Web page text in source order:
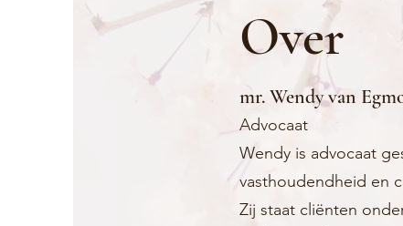
Over
mr. Wendy van
Advocaat
Wendy is advocaat
vasthoudendheid en
Zij staat cliënten